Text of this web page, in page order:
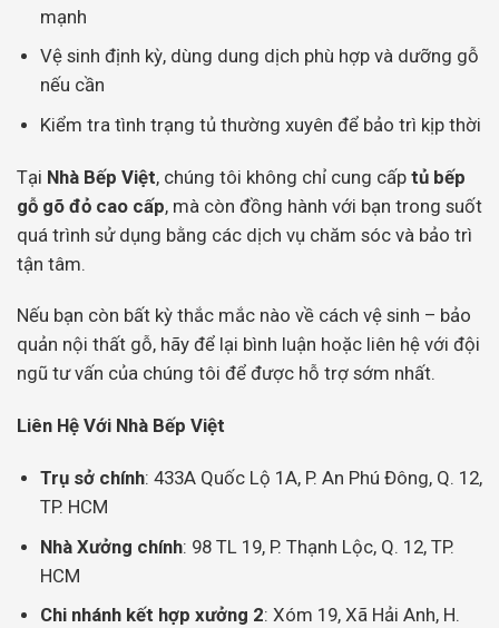
mạnh
Vệ sinh định kỳ, dùng dung dịch phù hợp và dưỡng gỗ
nếu cần
Kiểm tra tình trạng tủ thường xuyên để bảo trì kịp thời
Tại Nhà Bếp Việt, chúng tôi không chỉ cung cấp tủ bếp
gỗ gõ đỏ cao cấp, mà còn đồng hành với bạn trong suốt
quá trình sử dụng bằng các dịch vụ chăm sóc và bảo trì
tận tâm.
Nếu bạn còn bất kỳ thắc mắc nào về cách vệ sinh – bảo
quản nội thất gỗ, hãy để lại bình luận hoặc liên hệ với đội
ngũ tư vấn của chúng tôi để được hỗ trợ sớm nhất.
Liên Hệ Với Nhà Bếp Việt
Trụ sở chính: 433A Quốc Lộ 1A, P. An Phú Đông, Q. 12,
TP. HCM
Nhà Xưởng chính: 98 TL 19, P. Thạnh Lộc, Q. 12, TP.
HCM
Chi nhánh kết hợp xưởng 2: Xóm 19, Xã Hải Anh, H.